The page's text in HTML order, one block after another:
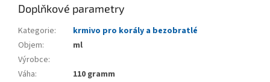
Doplňkové parametry
Kategorie:
krmivo pro korály a bezobratlé
Objem:
ml
Výrobce:
Váha:
110 gramm